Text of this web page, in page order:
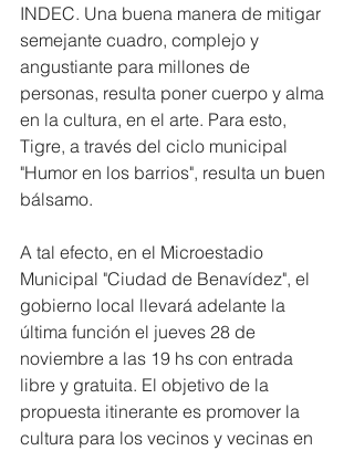
INDEC. Una buena manera de mitigar
semejante cuadro, complejo y
angustiante para millones de
personas, resulta poner cuerpo y alma
en la cultura, en el arte. Para esto,
Tigre, a través del ciclo municipal
"Humor en los barrios", resulta un buen
bálsamo.
A tal efecto, en el Microestadio
Municipal "Ciudad de Benavídez", el
gobierno local llevará adelante la
última función el jueves 28 de
noviembre a las 19 hs con entrada
libre y gratuita. El objetivo de la
propuesta itinerante es promover la
cultura para los vecinos y vecinas en